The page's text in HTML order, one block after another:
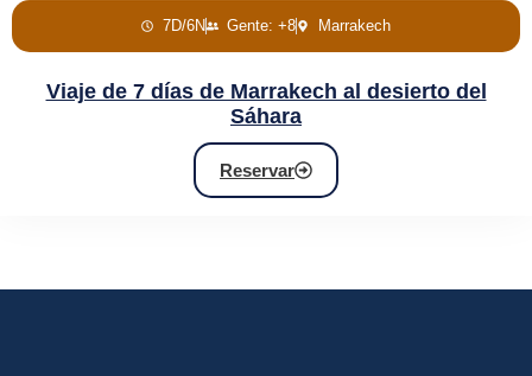
7D/6N Gente: +8 Marrakech
Viaje de 7 días de Marrakech al desierto del
Sáhara
Reservar